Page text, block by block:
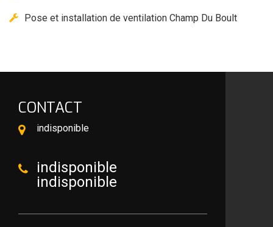
Pose et installation de ventilation Champ Du Boult
CONTACT
indisponible
indisponible
indisponible